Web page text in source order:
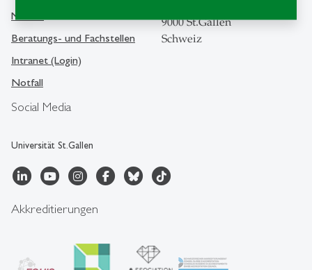
Social Media
Universität St.Gallen
Medien
Beratungs- und Fachstellen
Intranet (Login)
Notfall
9000 St.Gallen
Schweiz
Akkreditierungen